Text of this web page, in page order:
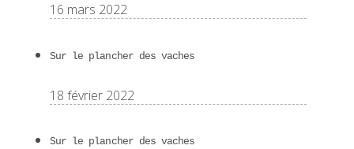
16 mars 2022
Sur le plancher des vaches
18 février 2022
Sur le plancher des vaches